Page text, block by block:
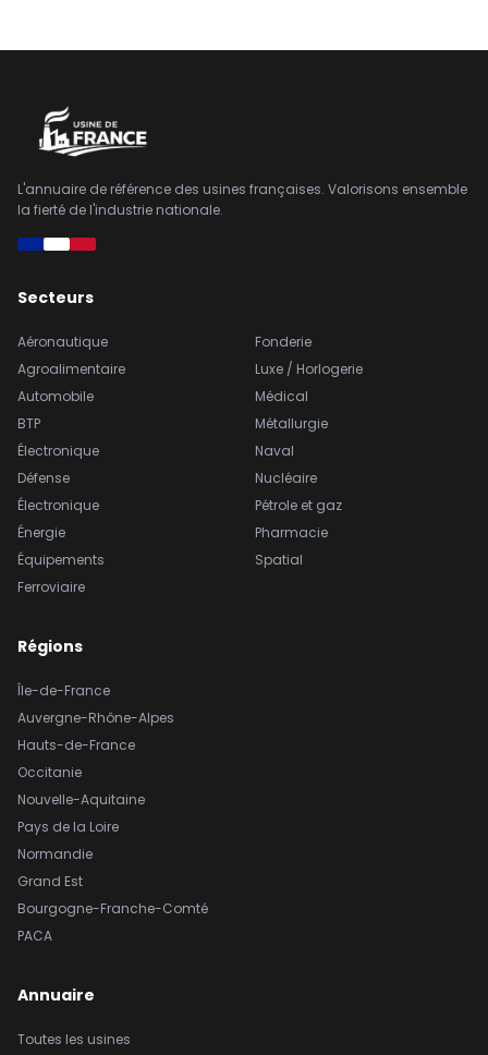
L'annuaire de référence des usines françaises. Valorisons ensemble
la fierté de l'industrie nationale.
Secteurs
Aéronautique
Agroalimentaire
Automobile
BTP
Électronique
Défense
Électronique
Énergie
Équipements
Ferroviaire
Fonderie
Luxe / Horlogerie
Médical
Métallurgie
Naval
Nucléaire
Pétrole et gaz
Pharmacie
Spatial
Régions
Île-de-France
Auvergne-Rhône-Alpes
Hauts-de-France
Occitanie
Nouvelle-Aquitaine
Pays de la Loire
Normandie
Grand Est
Bourgogne-Franche-Comté
PACA
Annuaire
Toutes les usines